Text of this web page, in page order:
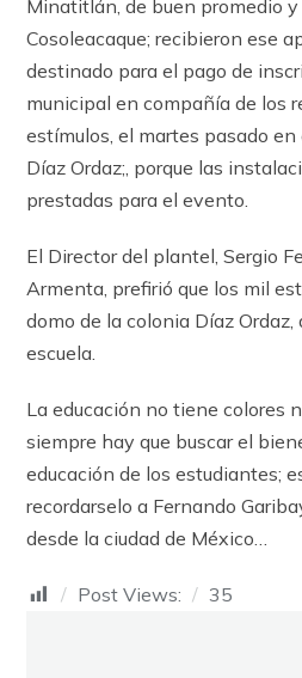
Minatitlán, de buen promedio
Cosoleacaque; recibieron ese
destinado para el pago de
municipal en compañía de los
estímulos, el martes pasado
Díaz Ordaz;, porque las
prestadas para el evento.
El Director del plantel, Sergio
Armenta, prefirió que los mil
domo de la colonia Díaz Ordaz,
escuela.
La educación no tiene colores
siempre hay que buscar el
educación de los estudiantes;
recordarselo a Fernando
desde la ciudad de México…
Post Views: 35